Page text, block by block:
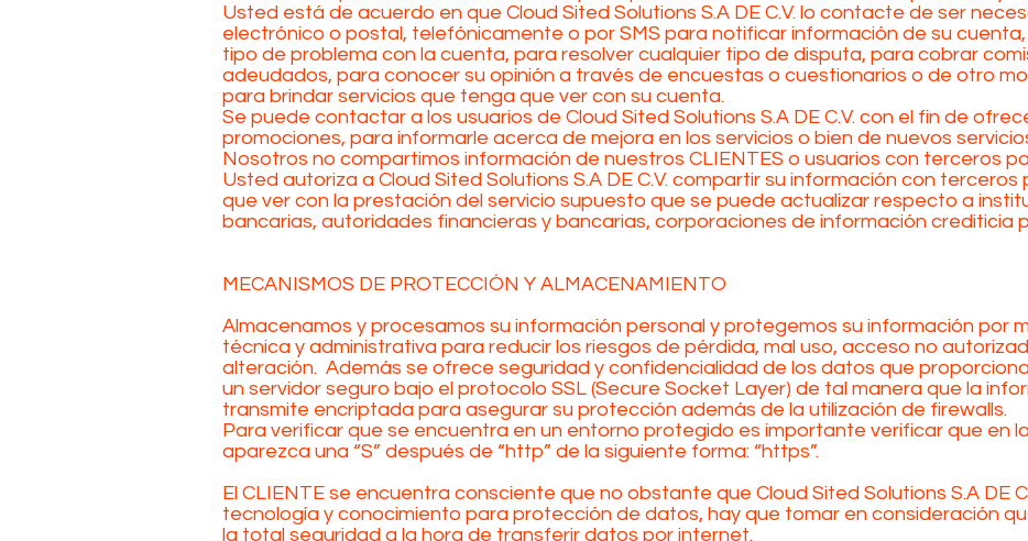
Usted está de acuerdo en que Cloud Sited Solutions S.A DE C.V. lo contacte de ser
electrónico o postal, telefónicamente o por SMS para notificar información de su
tipo de problema con la cuenta, para resolver cualquier tipo de disputa, para cobrar
adeudados, para conocer su opinión a través de encuestas o cuestionarios o de otro
para brindar servicios que tenga que ver con su cuenta.
Se puede contactar a los usuarios de Cloud Sited Solutions S.A DE C.V. con el fin de
promociones, para informarle acerca de mejora en los servicios o bien de nuevos
Nosotros no compartimos información de nuestros CLIENTES o usuarios con terceros
Usted autoriza a Cloud Sited Solutions S.A DE C.V. compartir su información con
que ver con la prestación del servicio supuesto que se puede actualizar respecto a
bancarias, autoridades financieras y bancarias, corporaciones de información crediticia
MECANISMOS DE PROTECCIÓN Y ALMACENAMIENTO
Almacenamos y procesamos su información personal y protegemos su información por
técnica y administrativa para reducir los riesgos de pérdida, mal uso, acceso no
alteración. Además se ofrece seguridad y confidencialidad de los datos que
un servidor seguro bajo el protocolo SSL (Secure Socket Layer) de tal manera que la
transmite encriptada para asegurar su protección además de la utilización de firewalls.
Para verificar que se encuentra en un entorno protegido es importante verificar que en
aparezca una “S” después de “http” de la siguiente forma: “https”.
El CLIENTE se encuentra consciente que no obstante que Cloud Sited Solutions S.A DE
tecnología y conocimiento para protección de datos, hay que tomar en consideración
la total seguridad a la hora de transferir datos por internet.